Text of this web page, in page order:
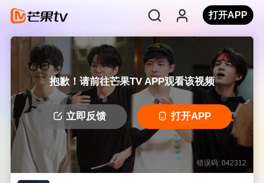
打开APP
抱歉！请前往芒果TV APP观看该视频
立即反馈 打开APP
错误码: 042312